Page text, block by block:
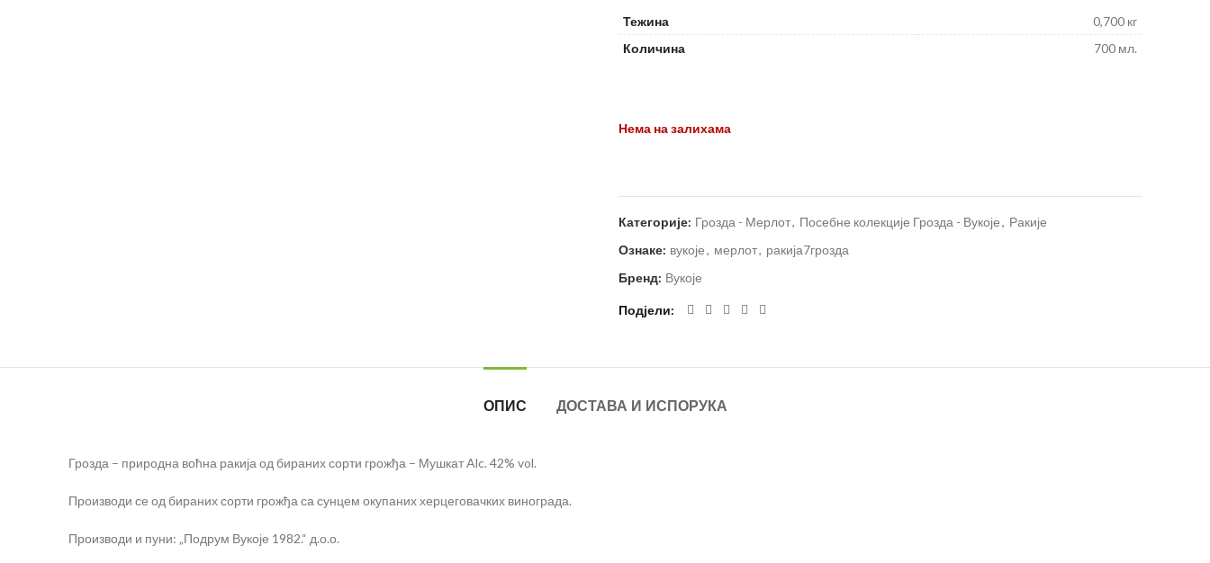
Тежина
0,700 кг
Количина
700 мл.
Нема на залихама
Категорије: Грозда - Мерлот, Посебне колекције Грозда - Вукоје, Ракије
Ознаке: вукоје, мерлот, ракија7грозда
Бренд: Вукоје
Подјели
ОПИС ДОСТАВА И ИСПОРУКА
Грозда – природна воћна ракија од бираних сорти грожђа – Мушкат Alc. 42% vol.
Производи се од бираних сорти грожђа са сунцем окупаних херцеговачких винограда.
Производи и пуни: „Подрум Вукоје 1982.“ д.о.о.